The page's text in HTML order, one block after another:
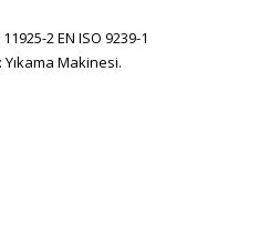
2 EN ISO 9239-1
Makinesi.